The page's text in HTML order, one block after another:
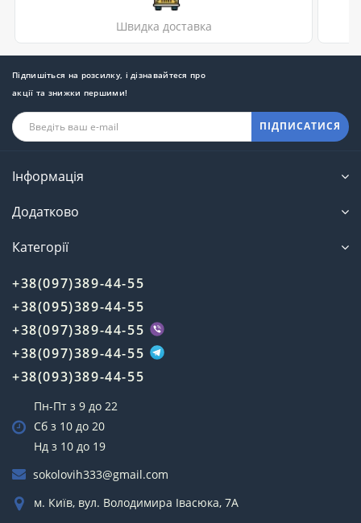
Швидка доставка
Підпишіться на розсилку, і дізнавайтеся про
акції та знижки першими!
ПІДПИСАТИСЯ
Інформація
Додатково
Категорії
+38(097)389-44-55
+38(095)389-44-55
+38(097)389-44-55
+38(097)389-44-55
+38(093)389-44-55
Пн-Пт з 9 до 22
Сб з 10 до 20
Нд з 10 до 19
sokolovih333@gmail.com
м. Київ, вул. Володимира Івасюка, 7А